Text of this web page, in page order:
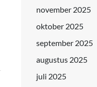
november 2025
oktober 2025
september 2025
augustus 2025
juli 2025